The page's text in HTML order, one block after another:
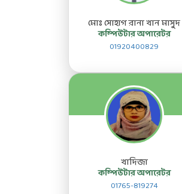
মোঃ সোহাগ রানা খান মাসুদ
কম্পিউটার অপারেটর
01920400829
খাদিজা
কম্পিউটার অপারেটর
01765-819274